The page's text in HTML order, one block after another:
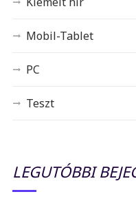
Mobil-Tablet
PC
Teszt
LEGUTÓBBI